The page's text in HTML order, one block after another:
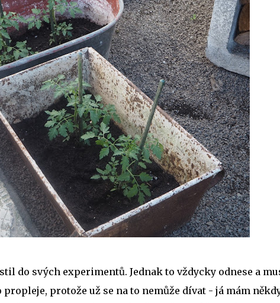
do svých experimentů. Jednak to vždycky odnese a
propleje, protože už se na to nemůže dívat - já mám